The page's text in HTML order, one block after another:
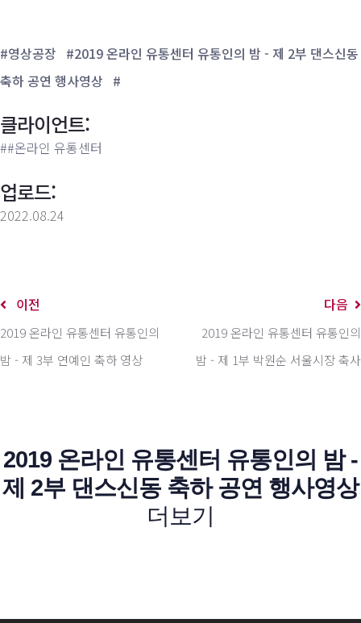
#영상공장 #2019 온라인 유통센터 유통인의 밤 - 제 2부 댄스신동
축하 공연 행사영상 #
클라이언트:
##온라인 유통센터
업로드:
2022.08.24
이전
2019 온라인 유통센터 유통인의
밤 - 제 3부 연예인 축하 영상
다음
2019 온라인 유통센터 유통인의
밤 - 제 1부 박원순 서울시장 축사
2019 온라인 유통센터 유통인의 밤 -
제 2부 댄스신동 축하 공연 행사영상
더보기